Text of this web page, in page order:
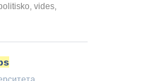
vides,